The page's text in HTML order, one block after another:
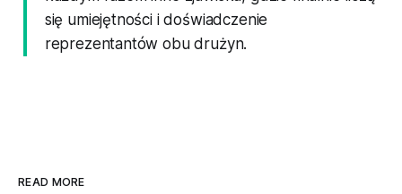
się umiejętności i doświadczenie
reprezentantów obu drużyn.
READ MORE